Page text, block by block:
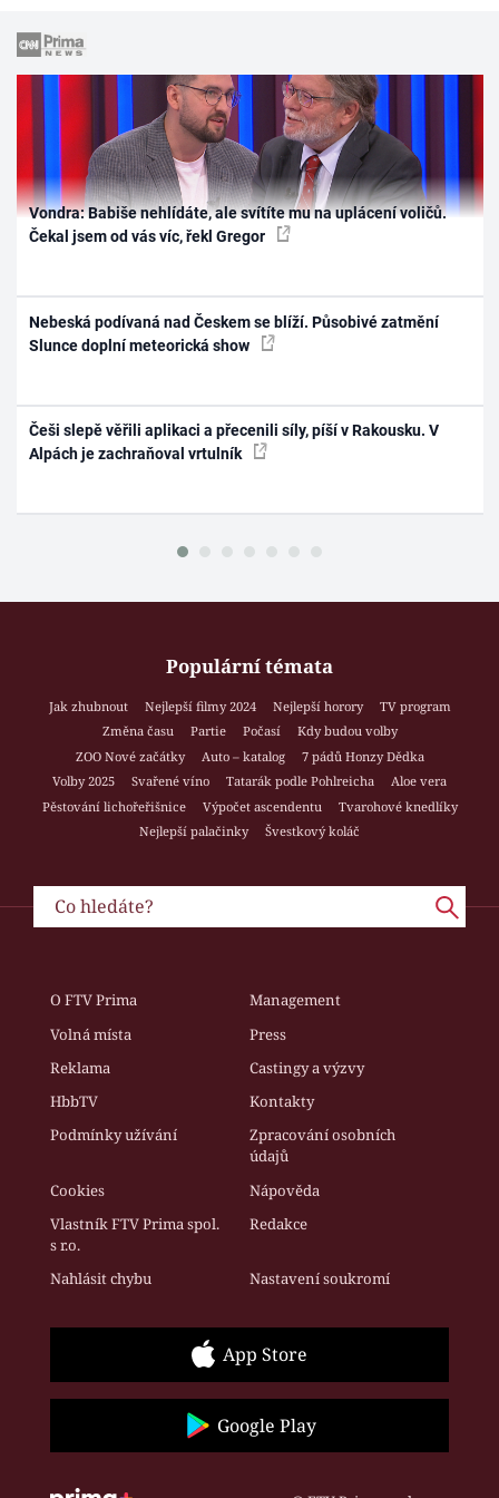
Vondra: Babiše nehlídáte, ale svítíte mu na uplácení voličů.
Čekal jsem od vás víc, řekl Gregor
Nebeská podívaná nad Českem se blíží. Působivé zatmění
Slunce doplní meteorická show
Češi slepě věřili aplikaci a přecenili síly, píší v Rakousku. V
Alpách je zachraňoval vrtulník
Populární témata
Jak zhubnout Nejlepší filmy 2024 Nejlepší horory
TV program
Změna času
Partie Počasí
Kdy budou volby
ZOO Nové začátky
Auto – katalog
7 pádů Honzy Dědka
Volby 2025
Svařené víno Tatarák podle Pohlreicha
Aloe vera
Pěstování lichořeřišnice
Výpočet ascendentu
Tvarohové knedlíky
Nejlepší palačinky
Švestkový koláč
O FTV Prima
Management
Volná místa
Press
Reklama
Castingy a výzvy
HbbTV
Kontakty
Podmínky užívání
Zpracování osobních
údajů
Cookies
Nápověda
Vlastník FTV Prima spol.
s r.o.
Redakce
Nahlásit chybu Nastavení soukromí
App Store
Google Play